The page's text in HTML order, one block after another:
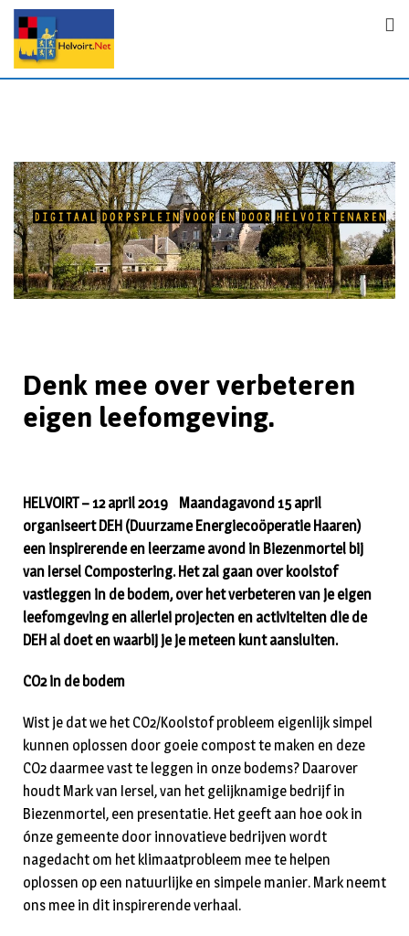
Denk mee over verbeteren
eigen leefomgeving.
HELVOIRT – 12 april 2019 Maandagavond 15 april
organiseert DEH (Duurzame Energiecoöperatie Haaren)
een inspirerende en leerzame avond in Biezenmortel bij
van Iersel Compostering. Het zal gaan over koolstof
vastleggen in de bodem, over het verbeteren van je eigen
leefomgeving en allerlei projecten en activiteiten die de
DEH al doet en waarbij je je meteen kunt aansluiten.
CO2 in de bodem
Wist je dat we het CO2/Koolstof probleem eigenlijk simpel
kunnen oplossen door goeie compost te maken en deze
CO2 daarmee vast te leggen in onze bodems? Daarover
houdt Mark van Iersel, van het gelijknamige bedrijf in
Biezenmortel, een presentatie. Het geeft aan hoe ook in
ónze gemeente door innovatieve bedrijven wordt
nagedacht om het klimaatprobleem mee te helpen
oplossen op een natuurlijke en simpele manier. Mark neemt
ons mee in dit inspirerende verhaal.